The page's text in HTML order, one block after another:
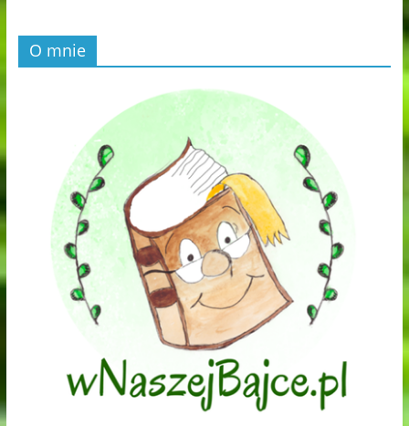
O mnie